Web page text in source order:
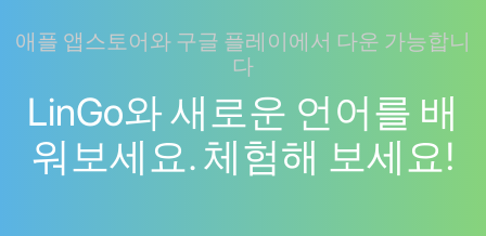
애플 앱스토어와 구글 플레이에서 다운 가능합니
다
LinGo와 새로운 언어를 배
워보세요. 체험해 보세요!